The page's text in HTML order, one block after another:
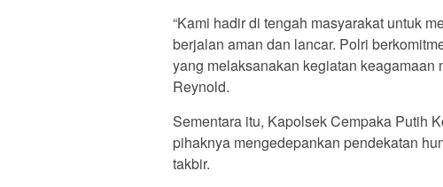
“Kami hadir di tengah masyarakat untuk
berjalan aman dan lancar. Polri
yang melaksanakan kegiatan keagamaan
Reynold.
Sementara itu, Kapolsek Cempaka Putih
pihaknya mengedepankan pendekatan
takbir.